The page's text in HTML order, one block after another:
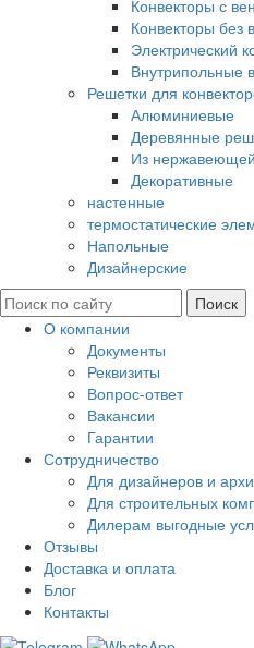
Конвекторы с
Конвекторы без
Электрический
Внутрипольные
Решетки для
Алюминиевые
Деревянные
Из
Декоративные
настенные
термостатические
Напольные
Дизайнерские
О компании
Документы
Реквизиты
Вопрос-ответ
Вакансии
Гарантии
Сотрудничество
Для дизайнеров и
Для строительных
Дилерам выгодные
Отзывы
Доставка и оплата
Блог
Контакты